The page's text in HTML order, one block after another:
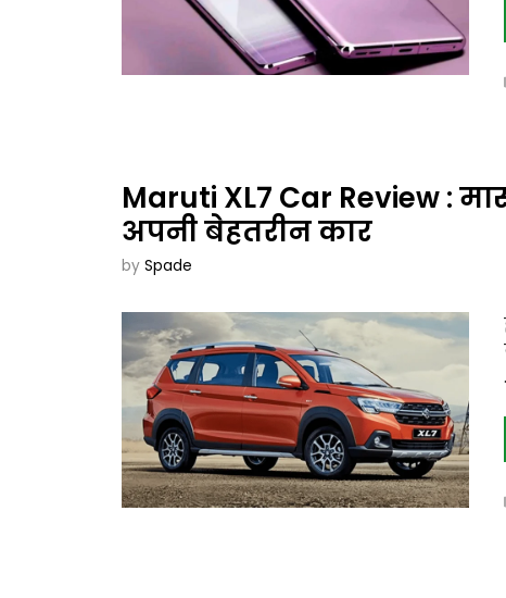
Maruti XL7 Car Review :
अपनी बेहतरीन कार
by Spade